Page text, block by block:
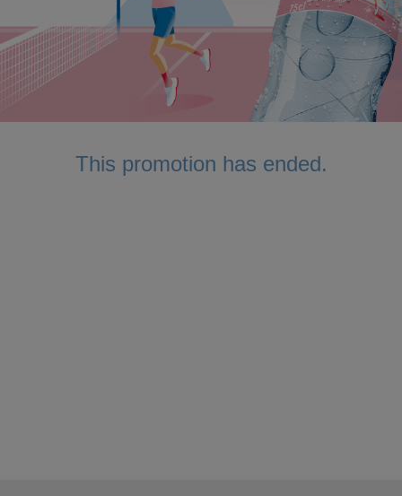
This promotion has ended.